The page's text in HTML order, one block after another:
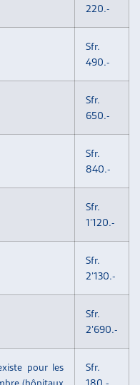
220.-
Sfr.
490.-
Sfr.
650.-
Sfr.
840.-
Sfr.
1’120.-
Sfr.
2’130.-
Sfr.
2’690.-
pour les
Sfr.